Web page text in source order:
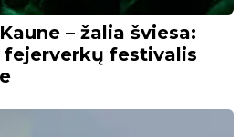
– žalia šviesa:
festivalis